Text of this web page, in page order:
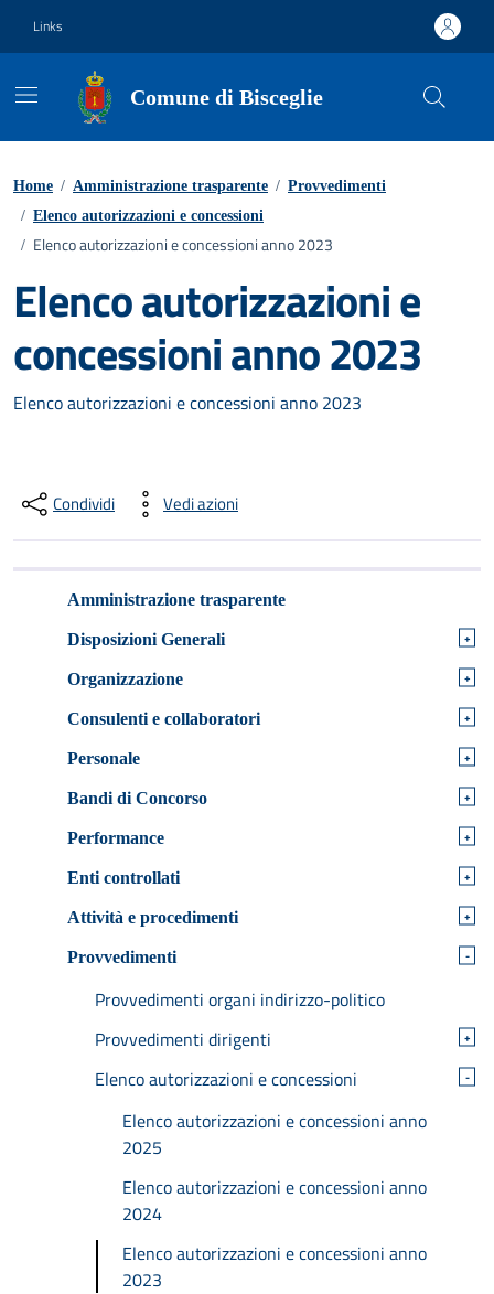
Links
Comune di Bisceglie
Home / Amministrazione trasparente / Provvedimenti
/ Elenco autorizzazioni e concessioni
/ Elenco autorizzazioni e concessioni anno 2023
Elenco autorizzazioni e
concessioni anno 2023
Elenco autorizzazioni e concessioni anno 2023
Condividi Vedi azioni
Amministrazione trasparente
Disposizioni Generali +
Organizzazione +
Consulenti e collaboratori +
Personale +
Bandi di Concorso +
Performance +
Enti controllati +
Attività e procedimenti +
Provvedimenti -
Provvedimenti organi indirizzo-politico
Provvedimenti dirigenti
+
Elenco autorizzazioni e concessioni -
Elenco autorizzazioni e concessioni anno
2025
Elenco autorizzazioni e concessioni anno
2024
Elenco autorizzazioni e concessioni anno
2023